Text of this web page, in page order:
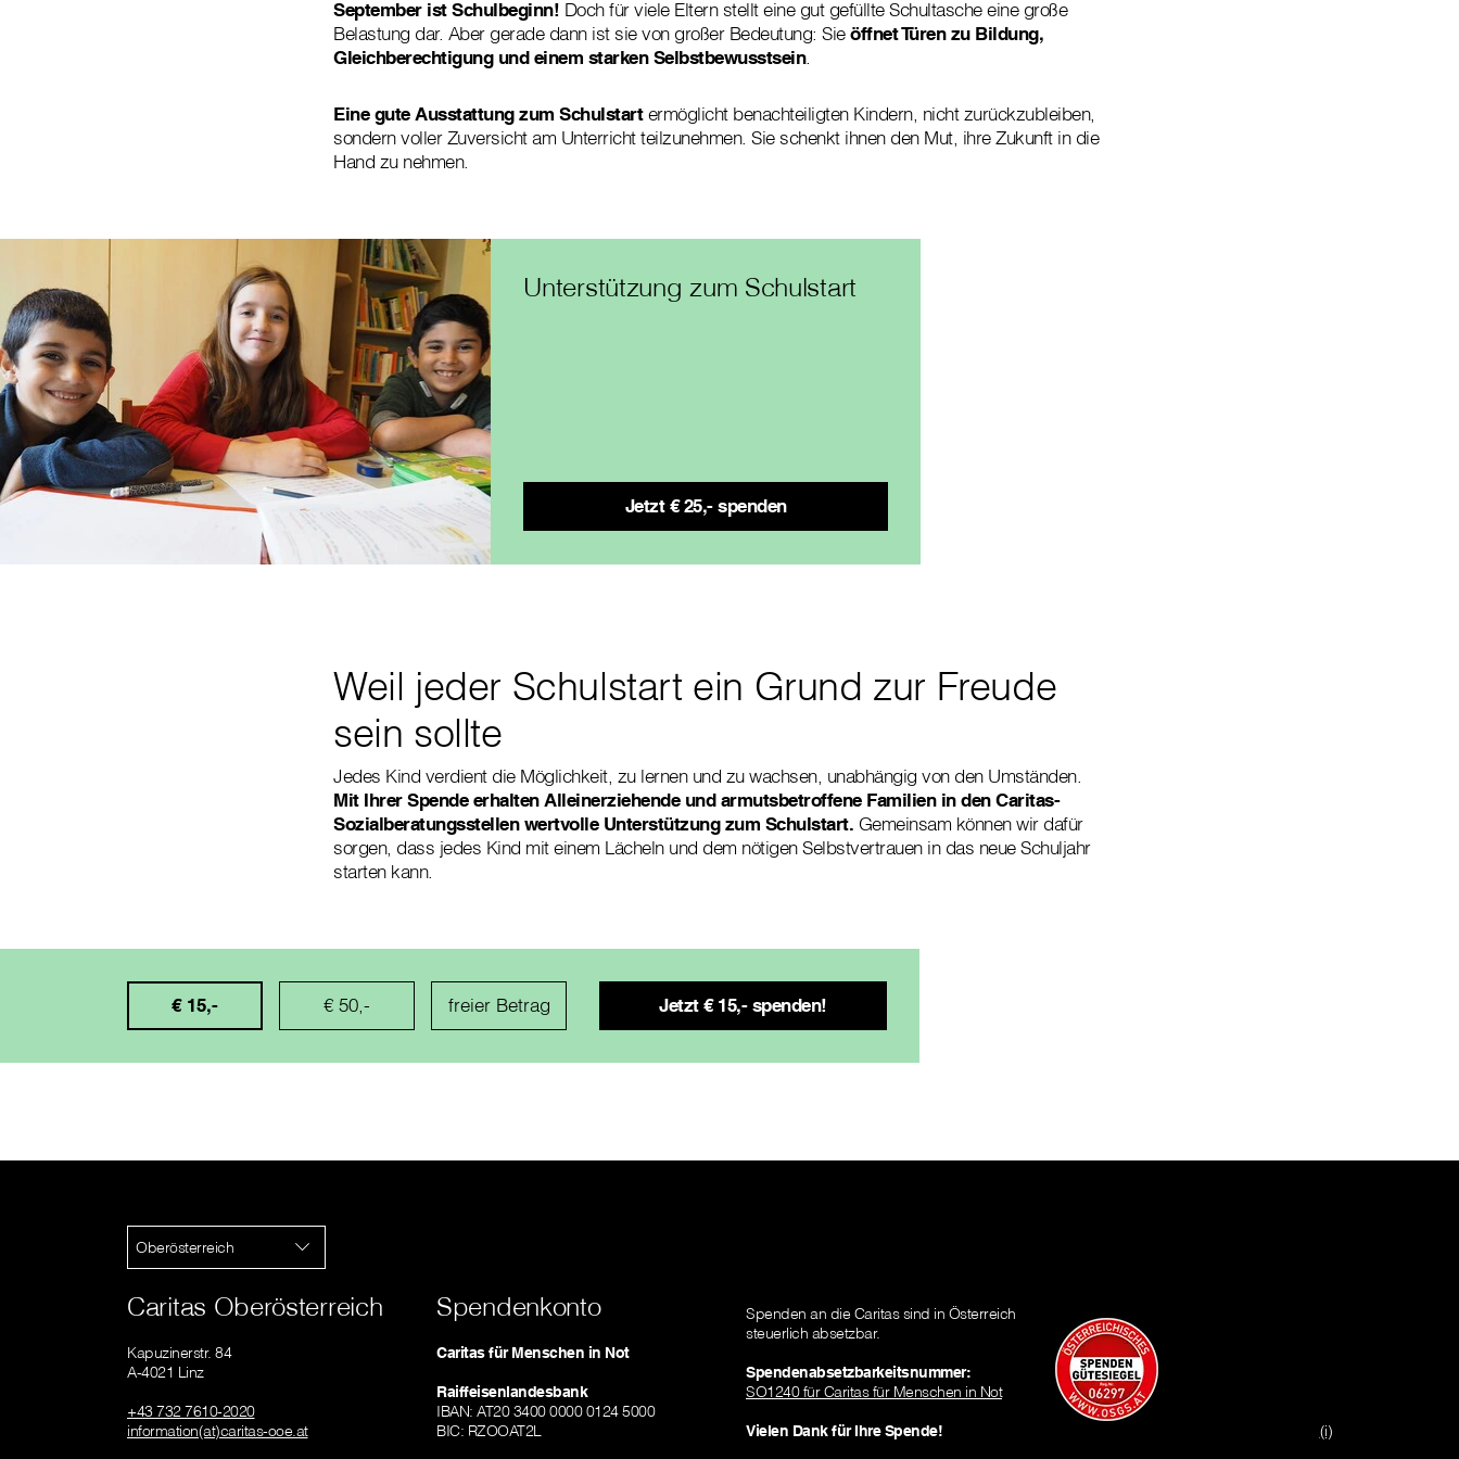
September ist Schulbeginn! Doch für viele Eltern stellt eine gut gefüllte Schultasche eine große
Belastung dar. Aber gerade dann ist sie von großer Bedeutung: Sieöffnet Türen zu Bildung,
Gleichberechtigung und einem starken Selbstbewusstsein.
Eine gute Ausstattung zum Schulstartermöglicht benachteiligten Kindern, nicht zurückzubleiben,
sondern voller Zuversicht am Unterricht teilzunehmen. Sie schenkt ihnen den Mut, ihre Zukunft in die
Hand zu nehmen.
Unterstützung zum Schulstart
Jetzt € 25,- spenden
Weil jeder Schulstart ein Grund zur Freude
sein sollte
Jedes Kind verdient die Möglichkeit, zu lernen und zu wachsen, unabhängig von den Umständen.
Mit Ihrer Spende erhalten Alleinerziehende und armutsbetroffene Familien in den Caritas-
Sozialberatungsstellen wertvolle Unterstützung zum Schulstart. Gemeinsam können wir dafür
sorgen, dass jedes Kind mit einem Lächeln und dem nötigen Selbstvertrauen in das neue Schuljahr
starten kann.
€ 15,- € 50,-
Oberösterreich
Caritas Oberösterreich
Kapuzinerstr. 84
A-4021 Linz
+43 732 7610-2020
information(at)caritas-ooe.at
Spendenkonto
Caritas für Menschen in Not
Raiffeisenlandesbank
IBAN: AT20 3400 0000 0124 5000
BIC: RZOOAT2L
Spenden an die Caritas sind in Österreich
steuerlich absetzbar.
Spendenabsetzbarkeitsnummer:
SO1240 für Caritas für Menschen in Not
Vielen Dank für Ihre Spende!
(i)